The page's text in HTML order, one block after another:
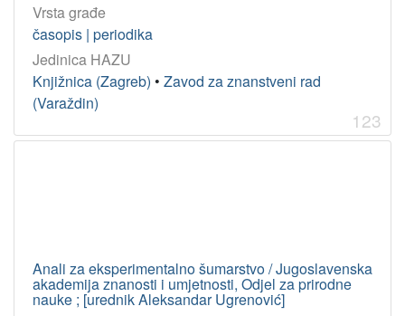
Vrsta građe
časopis | periodika
Jedinica HAZU
Knjižnica (Zagreb) • Zavod za znanstveni rad
(Varaždin)
123
Anali za eksperimentalno šumarstvo / Jugoslavenska
akademija znanosti i umjetnosti, Odjel za prirodne
nauke ; [urednik Aleksandar Ugrenović]